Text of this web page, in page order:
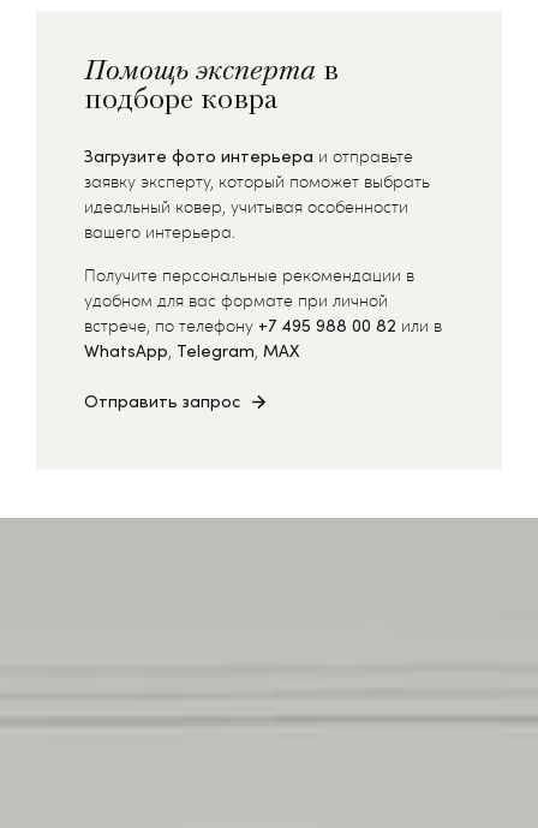
Помощь эксперта в
подборе ковра
Загрузите фото интерьера и отправьте
заявку эксперту, который поможет выбрать
идеальный ковер, учитывая особенности
вашего интерьера.
Получите персональные рекомендации в
удобном для вас формате при личной
встрече, по телефону +7 495 988 00 82 или в
WhatsApp, Telegram, MAX
Отправить запрос